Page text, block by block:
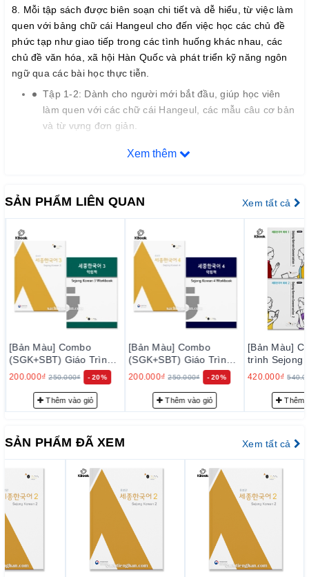
8. Mỗi tập sách được biên soạn chi tiết và dễ hiểu, từ việc làm
quen với bảng chữ cái Hangeul cho đến việc học các chủ đề
phức tạp như giao tiếp trong các tình huống khác nhau, các
chủ đề văn hóa, xã hội Hàn Quốc và phát triển kỹ năng ngôn
ngữ qua các bài học thực tiễn.
Tập 1-2: Dành cho người mới bắt đầu, giúp học viên
làm quen với các chữ cái Hangeul, các mẫu câu cơ bản
và từ vựng đơn giản.
vựng cơ bản, tập trung vào các tình huống giao tiếp
Tập 5-6: Phát triển thêm về khả năng giao tiếp trong
làm việc, du lịch, và các hoạt động xã hội.
Tập 7-8: Các bài học ở cấp độ cao hơn, giúp học viên
nắm vững ngữ pháp phức tạp và nâng cao khả năng
diễn đạt và hiểu ngôn ngữ một cách tự nhiên và trôi
chảy
Link Sách
Tập 1:https://sachtienghan.com/ban-mau-sgk-giao-
trinh-tieng-han-sejong-1
Tập 2:https://sachtienghan.com/ban-mau-sgk-giao-
trinh-tieng-han-sejong-2
trinh-tieng-han-sejong-3
trinh-tieng-han-sejong-4
https://sachtienghan.com/ban-mau-sgk-giao-
trinh-tieng-han-sejong-5
https://sachtienghan.com/ban-mau-sgk-giao-
trinh-tieng-han-sejong-6
Tập 7:
https://sachtienghan.com/ban-mau-sgk-giao-
Xem thêm
SẢN PHẨM LIÊN QUAN Xem tất cả
[Bản Màu] Combo
(SGK+SBT) Giáo Trình
tiếng Hàn Sejong 3 - 세
200.000₫ 250.000₫ - 20%
Thêm vào giỏ
[Bản Màu] Combo
(SGK+SBT) Giáo Trình
tiếng Hàn Sejong 4 - 세
200.000₫ 250.000₫ - 20%
Thêm vào giỏ
[Bản Màu]
trình Sejong
Conversation
420.000₫
Thêm
SẢN PHẨM ĐÃ XEM Xem tất cả